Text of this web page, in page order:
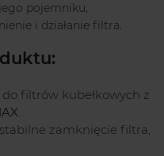
pojemniku,
i działanie filtra.
filtrów kubełkowych z
.
zamknięcie filtra,